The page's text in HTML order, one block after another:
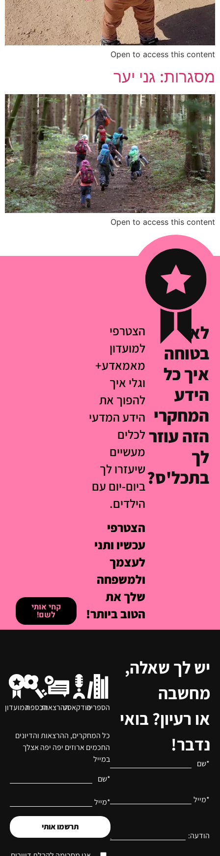
Open to access this content
מסגרות: גני יער
Open to access this content
לא
בטוחה
איך כל
הידע
המחקרי
הזה עוזר
לך
בתכל'ס?
הצטרפי
למועדון
מאמאדע+
וגלי איך
להפוך את
הידע המדעי
לכלים
מעשיים
שיעזרו לך
ביום-יום עם
הילדים.
הצטרפי
עכשיו ותני
לעצמך
ולמשפחה
שלך את
הטוב ביותר!
קחי אותי
לשם!
יש לך שאלה,
מחשבה
או רעיון? בואי
נדבר!
*שם
*מייל
הודעה:
כל המחקרים, ההרצאות והדיונים
החכמים ארוזים יפה יפה אצלך
במייל
*שם
*מייל
תרשמו אותי
הספריהפודקאסטההרצאותהכספתהמועדון